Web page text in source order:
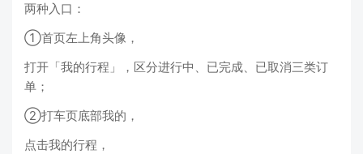
两种入口：
①首页左上角头像，
打开「我的行程」，区分进行中、已完成、已取消三类订
单；
②打车页底部我的，
点击我的行程，